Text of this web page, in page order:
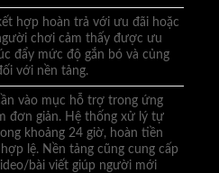
hợp hoàn trả với ưu đãi hoặc
chơi cảm thấy được ưu
đẩy mức độ gắn bó và củng
với nền tảng.
vào mục hỗ trợ trong ứng
đơn giản. Hệ thống xử lý tự
khoảng 24 giờ, hoàn tiền
lệ. Nền tảng cũng cung cấp
bài viết giúp người mới